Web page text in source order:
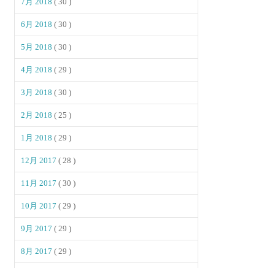
6月 2018( 30 )
5月 2018( 30 )
4月 2018( 29 )
3月 2018( 30 )
2月 2018( 25 )
1月 2018( 29 )
12月 2017( 28 )
11月 2017( 30 )
10月 2017( 29 )
9月 2017( 29 )
8月 2017( 29 )